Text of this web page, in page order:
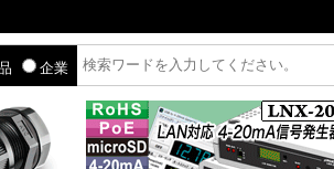
企業